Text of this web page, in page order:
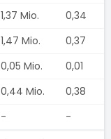
1,37 Mio. 0,34
1,47 Mio. 0,37
0,05 Mio. 0,01
0,44 Mio. 0,38
- -